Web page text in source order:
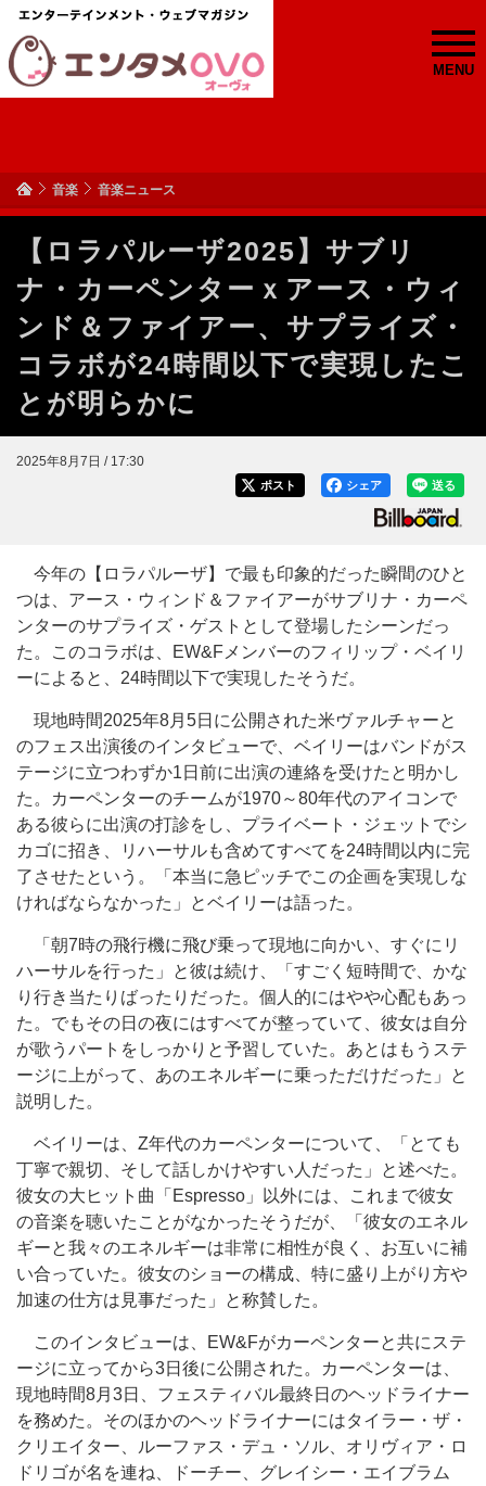
MENU
音楽 音楽ニュース
【ロラパルーザ2025】サブリ
ナ・カーペンターｘアース・ウィ
ンド＆ファイアー、サプライズ・
コラボが24時間以下で実現したこ
とが明らかに
2025年8月7日 / 17:30
送る
シェア
ポスト
今年の【ロラパルーザ】で最も印象的だった瞬間のひと
つは、 アース・ウィンド＆ファイアーがサブリナ・カーペ
ンターのサプライズ・ゲストとして登場したシーンだっ
た。このコラボは、EW&Fメンバーのフィリップ・ベイリ
ーによると、24時間以下で実現したそうだ。
現地時間2025年8月5日に公開された米ヴァルチャーと
のフェス出演後のインタビューで、ベイリーはバンドがス
テージに立つわずか1日前に出演の連絡を受けたと明かし
た。カーペンターのチームが1970～80年代のアイコンで
ある彼らに出演の打診をし、プライベート・ジェットでシ
カゴに招き、リハーサルも含めてすべてを24時間以内に完
了させたという。「本当に急ピッチでこの企画を実現しな
ければならなかった」とベイリーは語った。
「朝7時の飛行機に飛び乗って現地に向かい、すぐにリ
ハーサルを行った」と彼は続け、「すごく短時間で、かな
り行き当たりばったりだった。個人的にはやや心配もあっ
た。でもその日の夜にはすべてが整っていて、彼女は自分
が歌うパートをしっかりと予習していた。あとはもうステ
ージに上がって、あのエネルギーに乗っただけだった」と
説明した。
ベイリーは、Z年代のカーペンターについて、「とても
丁寧で親切、そして話しかけやすい人だった」と述べた。
彼女の大ヒット曲「Espresso」以外には、これまで彼女
の音楽を聴いたことがなかったそうだが、「彼女のエネル
ギーと我々のエネルギーは非常に相性が良く、お互いに補
い合っていた。彼女のショーの構成、特に盛り上がり方や
加速の仕方は見事だった」と称賛した。
このインタビューは、EW&Fがカーペンターと共にステ
ージに立ってから3日後に公開された。カーペンターは、
現地時間8月3日、フェスティバル最終日のヘッドライナー
を務めた。そのほかのヘッドライナーにはタイラー・ザ・
クリエイター、ルーファス・デュ・ソル、オリヴィア・ロ
ドリゴが名を連ね、ドーチー、グレイシー・エイブラム